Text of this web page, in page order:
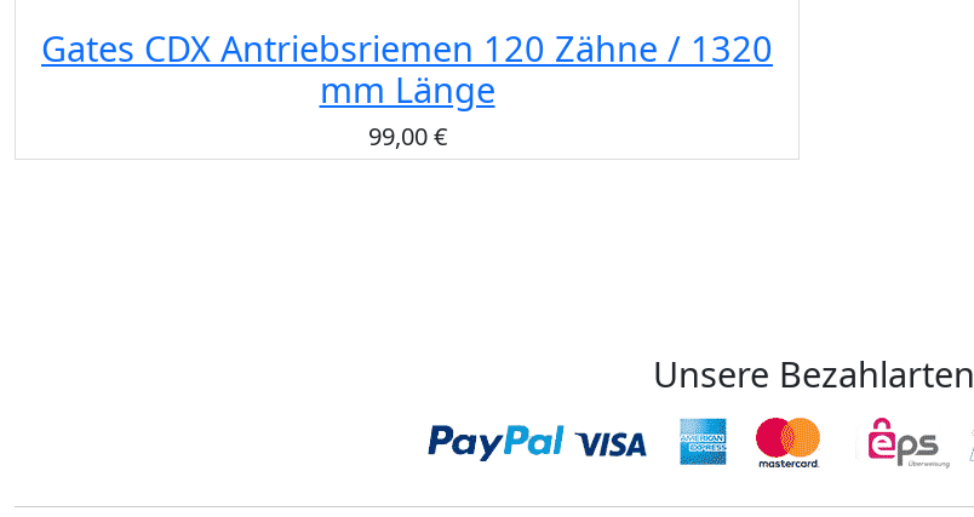
Gates CDX Antriebsriemen 120 Zähne / 1320
mm Länge
99,00 €
Unsere Bezahlarten